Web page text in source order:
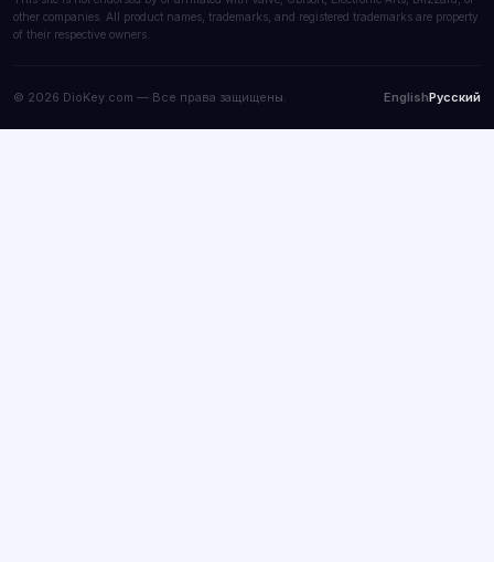
other companies. All product names, trademarks, and registered trademarks are property
of their respective owners.
© 2026 DioKey.com — Все права защищены. EnglishРусский